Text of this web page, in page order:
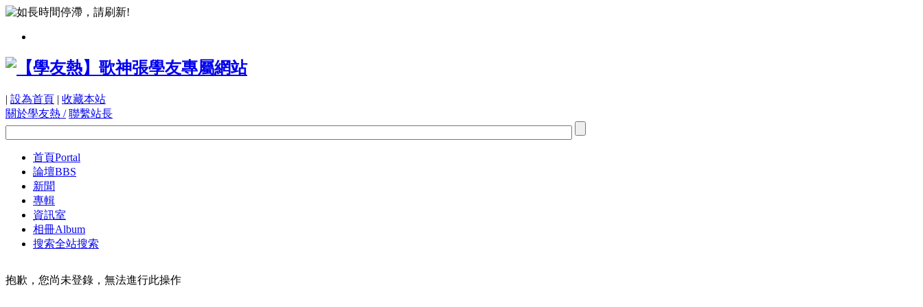
| 設為首頁 | 收藏本站
關於學友熱 / 聯繫站長
首頁Portal
論壇BBS
新聞
專輯
資訊室
相冊Album
搜索全站搜索
抱歉，您尚未登錄，無法進行此操作